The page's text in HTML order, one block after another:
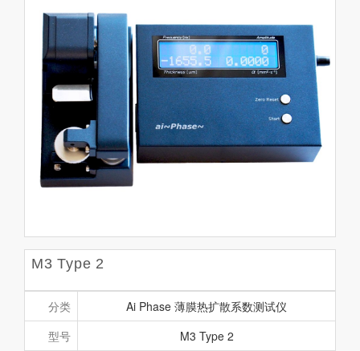
M3 Type 2
分类
Ai Phase 薄膜热扩散系数测试仪
型号
M3 Type 2